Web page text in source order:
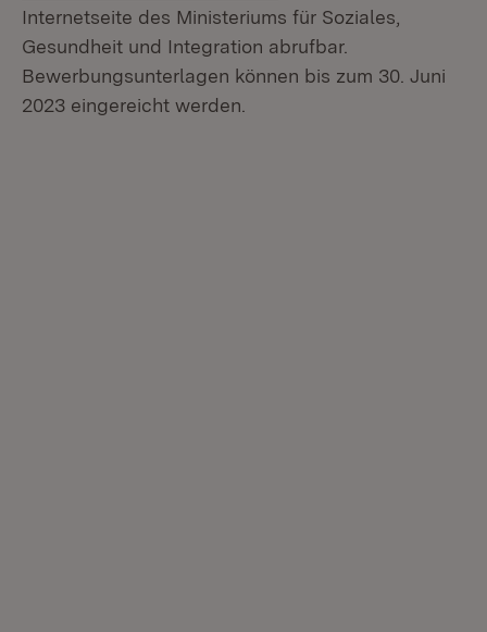
Internetseite des Ministeriums für Soziales,
Gesundheit und Integration abrufbar.
Bewerbungsunterlagen können bis zum 30. Juni
2023 eingereicht werden.